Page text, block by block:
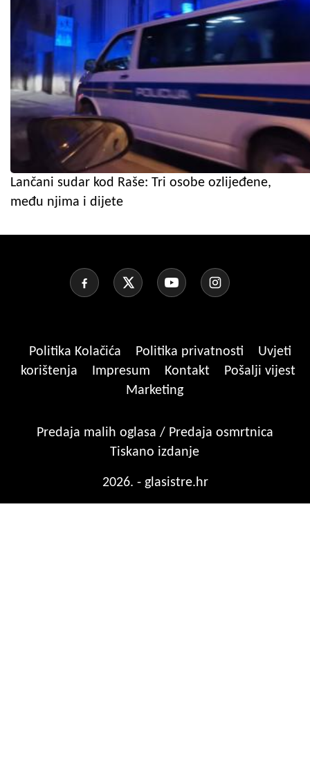
Lančani sudar kod Raše: Tri osobe ozlijeđene,
među njima i dijete
Politika Kolačića Politika privatnosti
Uvjeti
korištenja
Impresum Kontakt
Pošalji vijest
Marketing
Predaja malih oglasa / Predaja osmrtnica
Tiskano izdanje
2026. - glasistre.hr